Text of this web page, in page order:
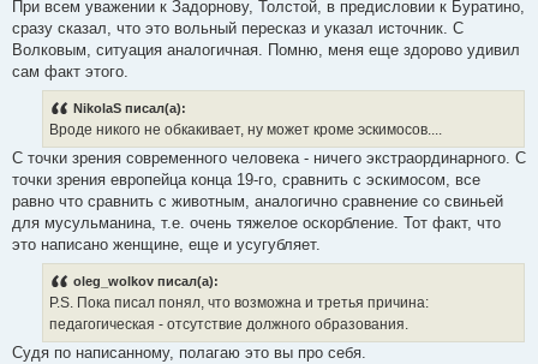
При всем уважении к Задорнову, Толстой, в предисловии к Буратино,
сразу сказал, что это вольный пересказ и указал источник. С
Волковым, ситуация аналогичная. Помню, меня еще здорово удивил
сам факт этого.
NikolaS писал(а):
Вроде никого не обкакивает, ну может кроме эскимосов....
С точки зрения современного человека - ничего экстраординарного. С
точки зрения европейца конца 19-го, сравнить с эскимосом, все
равно что сравнить с животным, аналогично сравнение со свиньей
для мусульманина, т.е. очень тяжелое оскорбление. Тот факт, что
это написано женщине, еще и усугубляет.
oleg_wolkov писал(а):
P.S. Пока писал понял, что возможна и третья причина:
педагогическая - отсутствие должного образования.
Судя по написанному, полагаю это вы про себя.